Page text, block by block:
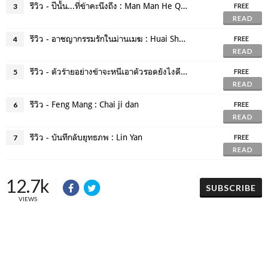
3 รีวิว - ปีนั้น...ที่ข้าคะนึงถึง : Man Man He Qi Duo
FREE
READ
4 รีวิว - อาชญากรรมรักในม่านเมฆ : Huai Shang
FREE
READ
5 รีวิว - ตัวร้ายอย่างข้าจะหนีเอาตัวรอดยังไงดี : โม่เซียงถงซิ่ว
FREE
READ
6 รีวิว - Feng Mang : Chai ji dan
FREE
READ
7 รีวิว - บันทึกลับยุทธภพ : Lin Yan
FREE
READ
12.7k
VIEWS
SUBSCRIBE